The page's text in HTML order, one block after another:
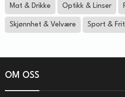
Mat & Drikke Optikk & Linser
Skjønnhet & Velvære Sport &
OM OSS